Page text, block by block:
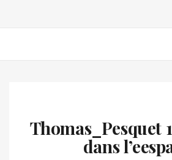
Thomas_Pesquet
dans